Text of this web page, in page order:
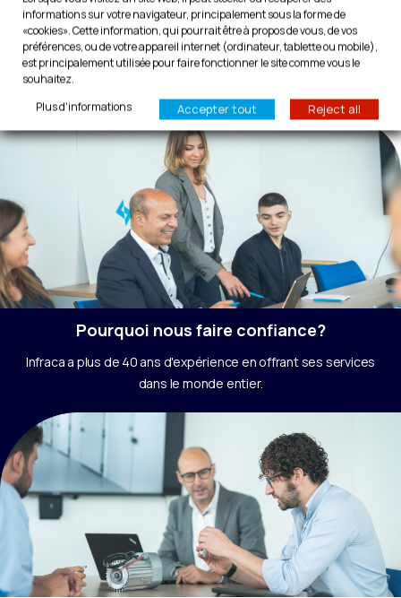
Grande ressistance aux impacts et garantie
hygiénique.
Simplicité de réglage, installation et durabilité.
Pourquoi nous faire confiance?
Infraca a plus de 40 ans d'expérience en offrant ses services
dans le monde entier.
informations sur votre navigateur, principalement sous la forme de
«cookies». Cette information, qui pourrait être à propos de vous, de vos
préférences, ou de votre appareil internet (ordinateur, tablette ou mobile),
est principalement utilisée pour faire fonctionner le site comme vous le
souhaitez.
Plus d'informations
Accepter tout Reject all